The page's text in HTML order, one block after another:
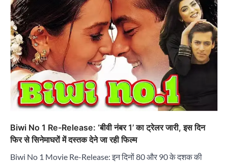
Biwi No 1 Re-Release: ‘बीवी नंबर 1’ का ट्रेलर जारी, इस दिन
फिर से सिनेमाघरों में दस्तक देने जा रही फिल्म
Biwi No 1 Movie Re-Release: इन दिनों 80 और 90 के दशक की